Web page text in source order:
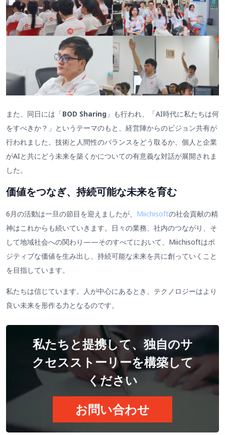
また、同日には「BOD Sharing 」も行われ、「AI時代に私たちは何
をすべきか？」というテーマのもと、経営陣からのビジョン共有が
行われました。技術と人間性のバランスをどう取るか、個人と企業
がAIと共にどう未来を築くかについての有意義な対話が展開されま
した。
価値をつなぎ、持続可能な未来を育む
6月の活動は一旦の節目を迎えましたが、 Miichisoftの社会貢献の精
神はこれからも続いていきます。日々の業務、社内のつながり、そ
して地域社会への関わり——そのすべてにおいて、Miichisoftはポ
ジティブな価値を生み出し、持続可能な未来を共に創っていくこと
を目指しています。
私たちは信じています。人が中心にあるとき、テクノロジーはより
良い未来を形作る力となるのです。
私たちと提携して、独自のサ
クセスストーリーを構築して
ください
お問い合わせ